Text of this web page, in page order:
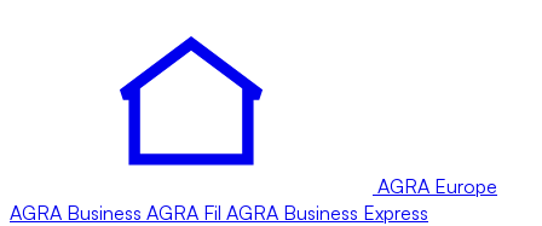
AGRA Europe
AGRA Business AGRA Fil AGRA Business Express